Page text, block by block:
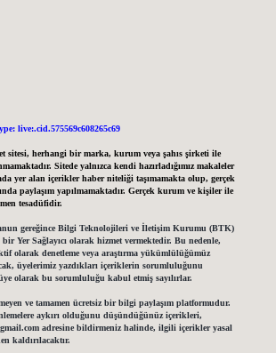
live:.cid.575569c608265c69
sitesi, herhangi bir marka, kurum veya şahıs şirketi ile
Sitede yalnızca kendi hazırladığımız makaleler
yer alan içerikler haber niteliği taşımamakta olup, gerçek
paylaşım yapılmamaktadır. Gerçek kurum ve kişiler ile
tesadüfidir.
gereğince Bilgi Teknolojileri ve İletişim Kurumu (BTK)
Yer Sağlayıcı olarak hizmet vermektedir. Bu nedenle,
olarak denetleme veya araştırma yükümlülüğümüz
üyelerimiz yazdıkları içeriklerin sorumluluğunu
olarak bu sorumluluğu kabul etmiş sayılırlar.
ve tamamen ücretsiz bir bilgi paylaşım platformudur.
aykırı olduğunu düşündüğünüz içerikleri,
adresine bildirmeniz halinde, ilgili içerikler yasal
kaldırılacaktır.